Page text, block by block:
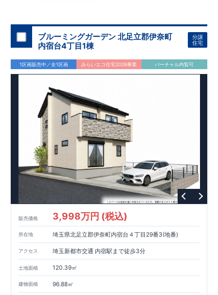
ブルーミングガーデン 北足立郡伊奈町
内宿台4丁目1棟
分譲
住宅
1区画販売中／全1区画 みらいエコ住宅2026事業 バーチャル内覧可
販売価格 3,998万円 (税込)
所在地 埼玉県北足立郡伊奈町内宿台４丁目29番3(地番)
アクセス 埼玉新都市交通 内宿駅まで徒歩3分
土地面積 120.39㎡
建物面積 96.88㎡